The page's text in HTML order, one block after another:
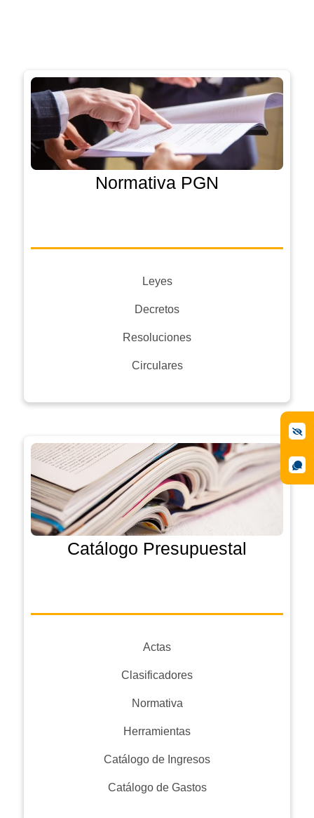
Normativa PGN
Leyes
Decretos
Resoluciones
Circulares
Catálogo Presupuestal
Actas
Clasificadores
Normativa
Herramientas
Catálogo de Ingresos
Catálogo de Gastos